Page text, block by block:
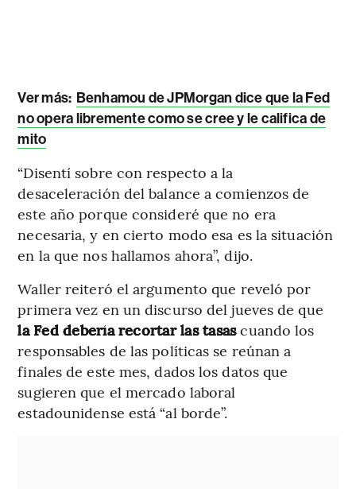
Ver más: Benhamou de JPMorgan dice que la Fed
no opera libremente como se cree y le califica de
mito
“Disentí sobre con respecto a la
desaceleración del balance a comienzos de
este año porque consideré que no era
necesaria, y en cierto modo esa es la situación
en la que nos hallamos ahora”, dijo.
Waller reiteró el argumento que reveló por
primera vez en un discurso del jueves de que
la Fed debería recortar las tasascuando los
responsables de las políticas se reúnan a
finales de este mes, dados los datos que
sugieren que el mercado laboral
estadounidense está “al borde”.